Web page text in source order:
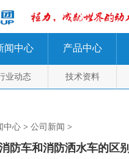
闻中心 产品中心
业动态 技术资料
中心> 公司新闻 >
防车和消防洒水车的区别